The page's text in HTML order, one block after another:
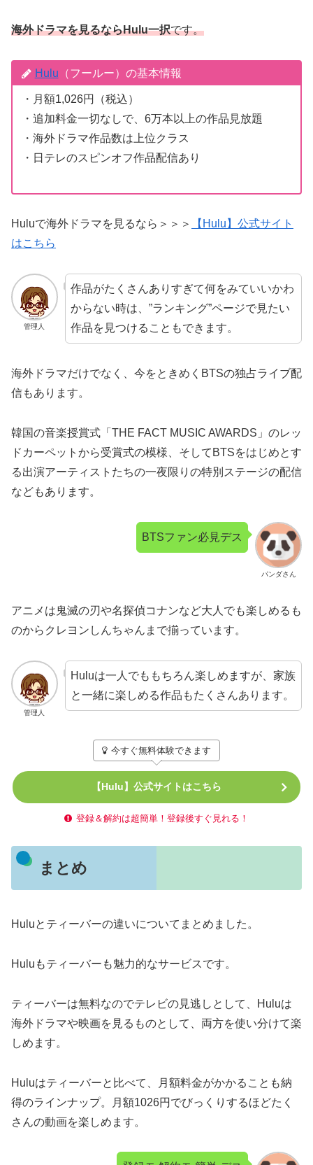
海外ドラマを見るならHulu一択です。
Hulu （フールー）の基本情報
・月額1,026円（税込）
・追加料金一切なしで、6万本以上の作品見放題
・海外ドラマ作品数は上位クラス
・日テレのスピンオフ作品配信あり
Huluで海外ドラマを見るなら＞＞＞
【Hulu】公式サイト
はこちら
管理人
作品がたくさんありすぎて何をみていいかわ
からない時は、”ランキング”ページで見たい
作品を見つけることもできます。
海外ドラマだけでなく、今をときめくBTSの独占ライブ配
信もあります。
韓国の音楽授賞式「THE FACT MUSIC AWARDS」のレッ
ドカーペットから受賞式の模様、そしてBTSをはじめとす
る出演アーティストたちの一夜限りの特別ステージの配信
などもあります。
パンダさん
BTSファン必見デス
アニメは鬼滅の刃や名探偵コナンなど大人でも楽しめるも
のからクレヨンしんちゃんまで揃っています。
管理人
Huluは一人でももちろん楽しめますが、家族
と一緒に楽しめる作品もたくさんあります。
今すぐ無料体験できます
【Hulu】公式サイトはこちら
登録＆解約は超簡単！登録後すぐ見れる！
まとめ
Huluとティーバーの違いについてまとめました。
Huluもティーバーも魅力的なサービスです。
ティーバーは無料なのでテレビの見逃しとして、Huluは
海外ドラマや映画を見るものとして、両方を使い分けて楽
しめます。
Huluはティーバーと比べて、月額料金がかかることも納
得のラインナップ。月額1026円でびっくりするほどたく
さんの動画を楽しめます。